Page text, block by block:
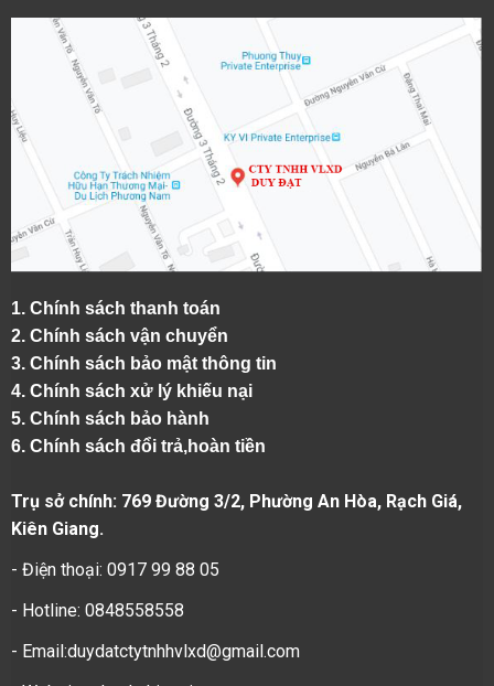
1. Chính sách thanh toán
2. Chính sách vận chuyển
3. Chính sách bảo mật thông tin
4. Chính sách xử lý khiếu nại
5. Chính sách bảo hành
6. Chính sách đổi trả,hoàn tiền
Trụ sở chính: 769 Đường 3/2, Phường An Hòa, Rạch Giá,
Kiên Giang.
- Điện thoại: 0917 99 88 05
- Hotline: 0848558558
- Email:duydatctytnhhvlxd@gmail.com